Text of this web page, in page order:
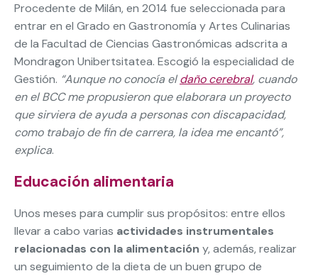
Procedente de Milán, en 2014 fue seleccionada para
entrar en el Grado en Gastronomía y Artes Culinarias
de la Facultad de Ciencias Gastronómicas adscrita a
Mondragon Unibertsitatea. Escogió la especialidad de
Gestión. “Aunque no conocía eldaño cerebral, cuando
en el BCC me propusieron que elaborara un proyecto
que sirviera de ayuda a personas con discapacidad,
como trabajo de fin de carrera, la idea me encantó”,
explica.
Educación alimentaria
Unos meses para cumplir sus propósitos: entre ellos
llevar a cabo varias actividades instrumentales
relacionadas con la alimentación y, además, realizar
un seguimiento de la dieta de un buen grupo de